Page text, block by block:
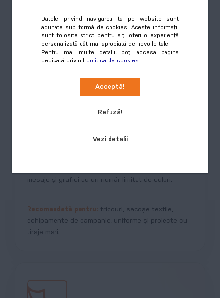
Datele privind navigarea ta pe website sunt
adunate sub formă de cookies. Aceste informații
sunt folosite strict pentru a-ți oferi o experiență
personalizată cât mai apropiată de nevoile tale.
Pentru mai multe detalii, poți accesa pagina
dedicată privind politica de cookies
Vezi detalii
Refuză!
Acceptă!
Serigrafie textilă
culori intense, rezistență bună și un cost optimizat
mesaje și grafici cu un număr limitat de culori.
Recomandată pentru: tricouri, sacoșe textile,
echipamente de campanie, uniforme și proiecte cu
tiraje mari.